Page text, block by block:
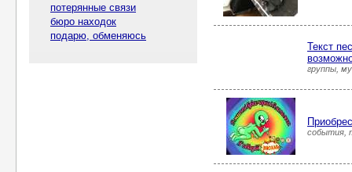
потерянные связи
бюро находок
подарю, обменяюсь
Текст
группы,
события,